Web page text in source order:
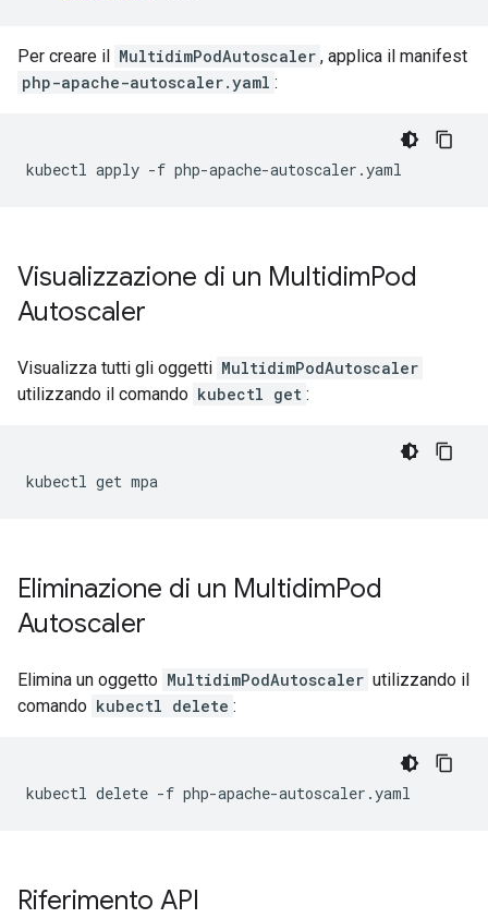
Per creare il MultidimPodAutoscaler , applica il manifest
php-apache-autoscaler.yaml :
kubectl apply -f
Visualizzazione di un MultidimPod
Autoscaler
Visualizza tutti gli oggetti MultidimPodAutoscaler
utilizzando il comando kubectl get :
kubectl get
Eliminazione di un MultidimPod
Autoscaler
Elimina un oggetto MultidimPodAutoscaler utilizzando il
comando kubectl delete :
kubectl delete -f
Riferimento API